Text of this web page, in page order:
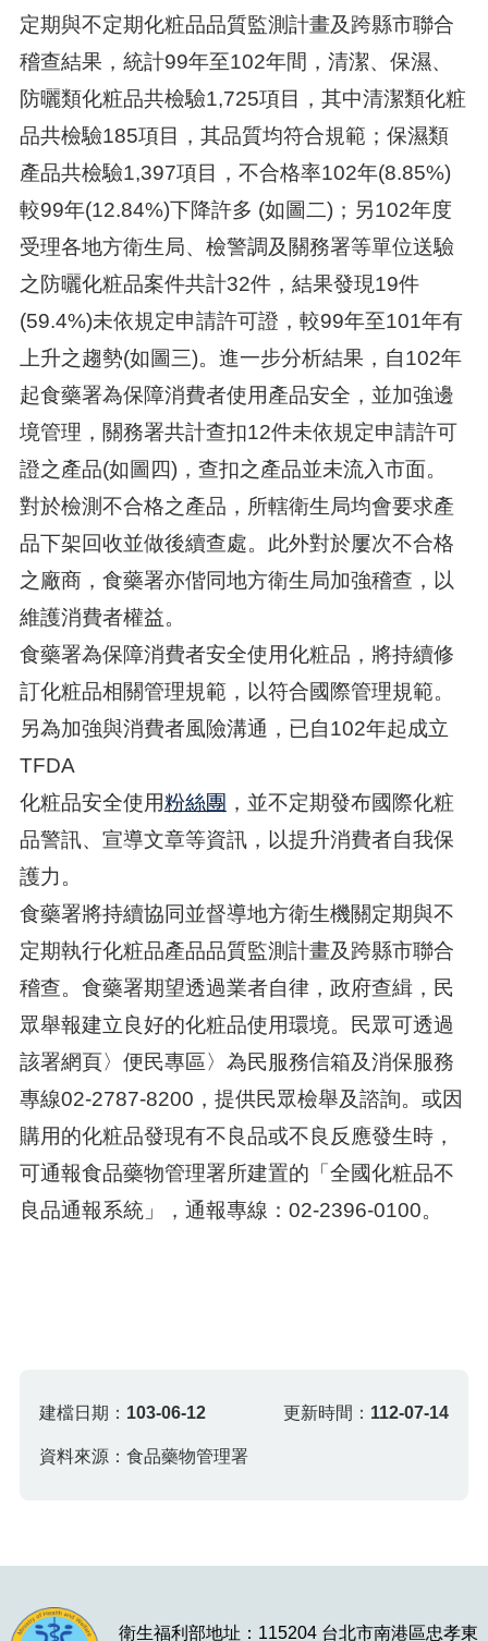
定期與不定期化粧品品質監測計畫及跨縣市聯合
稽查結果，統計99年至102年間，清潔、保濕、
防曬類化粧品共檢驗1,725項目，其中清潔類化粧
品共檢驗185項目，其品質均符合規範；保濕類
產品共檢驗1,397項目，不合格率102年(8.85%)
較99年(12.84%)下降許多 (如圖二)；另102年度
受理各地方衛生局、檢警調及關務署等單位送驗
之防曬化粧品案件共計32件，結果發現19件
(59.4%)未依規定申請許可證，較99年至101年有
上升之趨勢(如圖三)。進一步分析結果，自102年
起食藥署為保障消費者使用產品安全，並加強邊
境管理，關務署共計查扣12件未依規定申請許可
證之產品(如圖四)，查扣之產品並未流入市面。
對於檢測不合格之產品，所轄衛生局均會要求產
品下架回收並做後續查處。此外對於屢次不合格
之廠商，食藥署亦偕同地方衛生局加強稽查，以
維護消費者權益。
食藥署為保障消費者安全使用化粧品，將持續修
訂化粧品相關管理規範，以符合國際管理規範。
另為加強與消費者風險溝通，已自102年起成立
TFDA
化粧品安全使用粉絲團 ，並不定期發布國際化粧
品警訊、宣導文章等資訊，以提升消費者自我保
護力。
食藥署將持續協同並督導地方衛生機關定期與不
定期執行化粧品產品品質監測計畫及跨縣市聯合
稽查。食藥署期望透過業者自律，政府查緝，民
眾舉報建立良好的化粧品使用環境。民眾可透過
該署網頁〉便民專區〉為民服務信箱及消保服務
專線02-2787-8200，提供民眾檢舉及諮詢。或因
購用的化粧品發現有不良品或不良反應發生時，
可通報食品藥物管理署所建置的「全國化粧品不
良品通報系統」，通報專線：02-2396-0100。
建檔日期： 103-06-12 更新時間： 112-07-14
資料來源：食品藥物管理署
衛生福利部地址：115204 台北市南港區忠孝東